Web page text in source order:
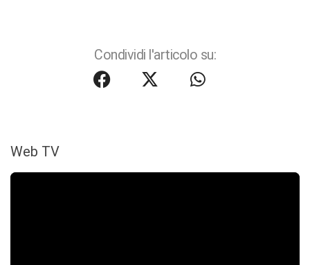
Condividi l'articolo su:
Web TV